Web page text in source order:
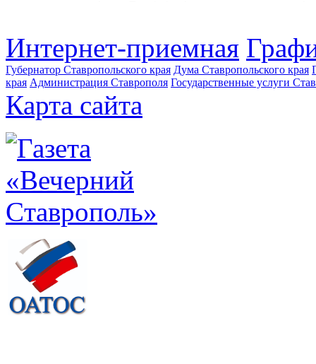
Интернет-приемная
Губернатор Ставропольского края Дума Ставропольского края
края Администрация Ставрополя Государственные услуги
Карта сайта